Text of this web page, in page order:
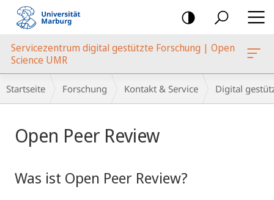
Mobile-
Navigation
Servicezentrum digital gestützte Forschung | Open
Science UMR
Breadcrumb-
Navigation
Startseite Forschung Kontakt & Service Digital
Open Peer Review
Was ist Open Peer Review?